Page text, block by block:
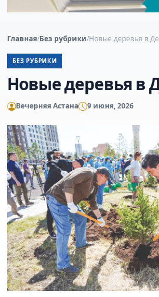
Главная/Без рубрики/Новые деревья в
БЕЗ РУБРИКИ
Новые деревья в
Вечерняя Астана 9 июня, 2026